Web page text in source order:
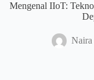
Mengenal IIoT:
Naira